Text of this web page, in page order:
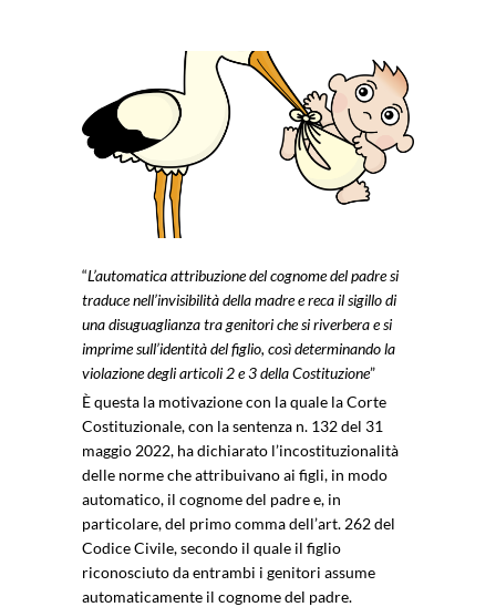
“L’automatica attribuzione del cognome del padre si
traduce nell’invisibilità della madre e reca il sigillo di
una disuguaglianza tra genitori che si riverbera e si
imprime sull’identità del figlio, così determinando la
violazione degli articoli 2 e 3 della Costituzione”
È questa la motivazione con la quale la Corte
Costituzionale, con la sentenza n. 132 del 31
maggio 2022, ha dichiarato l’incostituzionalità
delle norme che attribuivano ai figli, in modo
automatico, il cognome del padre e, in
particolare, del primo comma dell’art. 262 del
Codice Civile, secondo il quale il figlio
riconosciuto da entrambi i genitori assume
automaticamente il cognome del padre.